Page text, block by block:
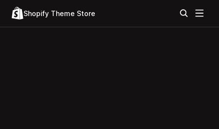
Shopify Theme Store